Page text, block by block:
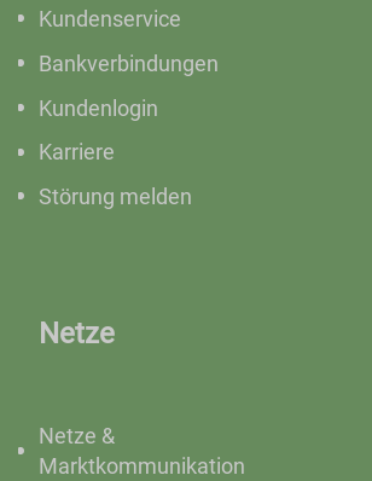
Kundenservice
Bankverbindungen
Kundenlogin
Karriere
Störung melden
Netze
Netze &
Marktkommunikation